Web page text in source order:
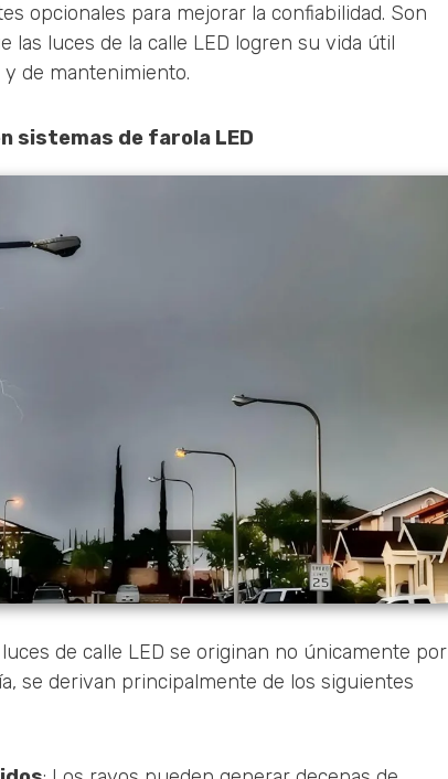
opcionales para mejorar la confiabilidad. Son
las luces de la calle LED logren su vida útil
de mantenimiento.
sistemas de farola LED
de calle LED se originan no únicamente por
se derivan principalmente de los siguientes